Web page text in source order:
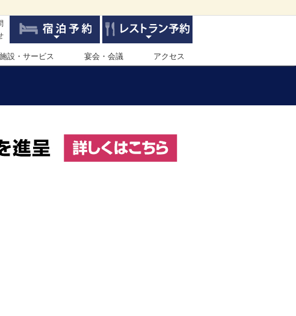
施設・サービス 宴会・会議 アクセス